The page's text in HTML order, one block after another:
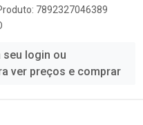
7892327046389
seu login ou
ver preços e comprar